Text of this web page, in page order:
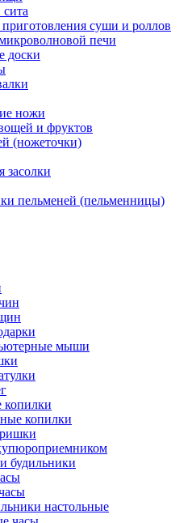
суши и роллов
печи
доски
ножи
и фруктов
(ножеточки)
засолки
пельменей (пельменницы)
мыши
копилки
копилки
будильники
настольные